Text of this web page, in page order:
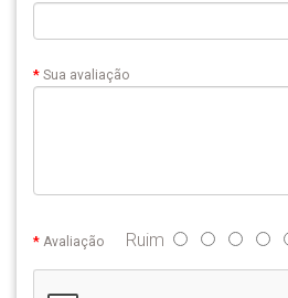
Sua avaliação
Avaliação Ruim